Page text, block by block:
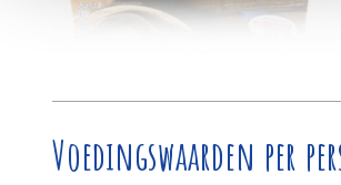
Voedingswaarden per